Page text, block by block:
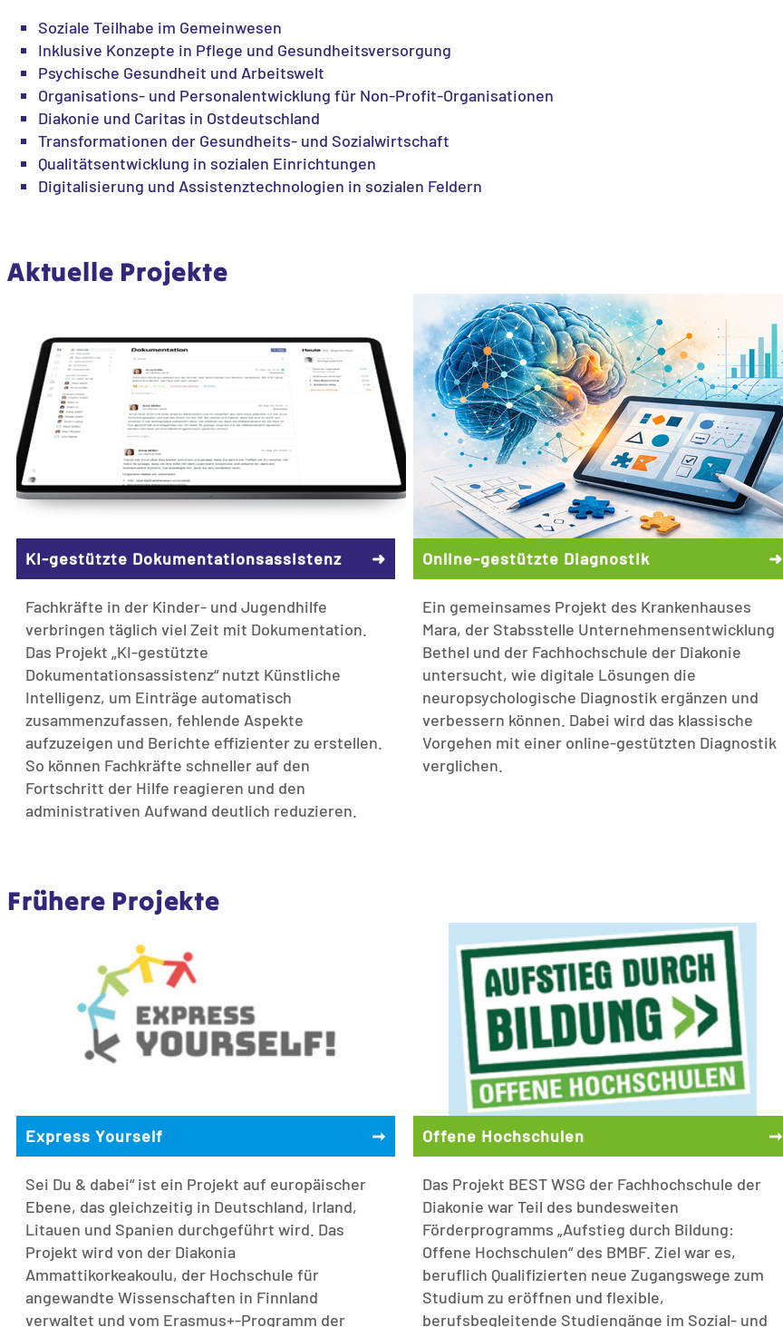
Soziale Teilhabe im Gemeinwesen
Inklusive Konzepte in Pflege und Gesundheitsversorgung
Psychische Gesundheit und Arbeitswelt
Organisations- und Personalentwicklung für Non-Profit-Organisationen
Diakonie und Caritas in Ostdeutschland
Transformationen der Gesundheits- und Sozialwirtschaft
Qualitätsentwicklung in sozialen Einrichtungen
Digitalisierung und Assistenztechnologien in sozialen Feldern
Aktuelle Projekte
KI-gestützte Dokumentationsassistenz ➜
Fachkräfte in der Kinder- und Jugendhilfe
verbringen täglich viel Zeit mit Dokumentation.
Das Projekt „KI-gestützte
Dokumentationsassistenz“ nutzt Künstliche
Intelligenz, um Einträge automatisch
zusammenzufassen, fehlende Aspekte
aufzuzeigen und Berichte effizienter zu erstellen.
So können Fachkräfte schneller auf den
Fortschritt der Hilfe reagieren und den
administrativen Aufwand deutlich reduzieren.
Online-gestützte Diagnostik ➜
Ein gemeinsames Projekt des Krankenhauses
Mara, der Stabsstelle Unternehmensentwicklung
Bethel und der Fachhochschule der Diakonie
untersucht, wie digitale Lösungen die
neuropsychologische Diagnostik ergänzen und
verbessern können. Dabei wird das klassische
Vorgehen mit einer online-gestützten Diagnostik
verglichen.
Frühere Projekte
Express Yourself ➞
Sei Du & dabei“ ist ein Projekt auf europäischer
Ebene, das gleichzeitig in Deutschland, Irland,
Litauen und Spanien durchgeführt wird. Das
Projekt wird von der Diakonia
Ammattikorkeakoulu, der Hochschule für
angewandte Wissenschaften in Finnland
verwaltet und vom Erasmus+-Programm der
Offene Hochschulen ➞
Das Projekt BEST WSG der Fachhochschule der
Diakonie war Teil des bundesweiten
Förderprogramms „Aufstieg durch Bildung:
Offene Hochschulen“ des BMBF. Ziel war es,
beruflich Qualifizierten neue Zugangswege zum
Studium zu eröffnen und flexible,
berufsbegleitende Studiengänge im Sozial- und